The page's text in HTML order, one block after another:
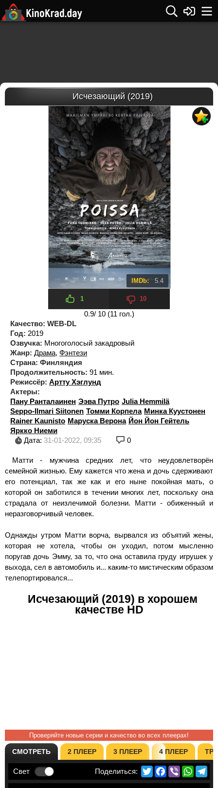
Исчезающий (2019)
IMDb: 5.4
1 10
0.9/ 10 (11 гол.)
Качество: WEB-DL
Год: 2019
Озвучка: Многоголосый закадровый
Жанр: Драма, Фэнтези
Страна: Финляндия
Продолжительность: 91 мин.
Режиссёр: Артту Хэглунд
Актеры:
Пану Ранталаинен Ээва Путро Julia Hemmilä
Seppo-Ilmari Siitonen Томми Корпела Минка Куустонен
Rainer Kaunisto Маруска Верона Йон Йон Гейтель
Яркко Ниеми
Дата: 31-01-2022, 09:35 0
Матти - мужчина средних лет, что неудовлетворён
семейной жизнью. Ему кажется что жена и дочь сдерживают
его потенциал, так же как и его ныне покойная мать, о
которой он заботился в течении многих лет, поскольку она
страдала от неизлечимой болезни. Матти - обиженный и
неразговорчивый человек.
Однажды утром Матти ворча, вырвался из объятий жены,
которая не хотела, чтобы он уходил, потом мысленно
поругав дочь Эмму, за то, что она оставила груду игрушек у
выхода, сел в автомобиль и... каким-то мистическим образом
телепортировался...
Исчезающий (2019) в хорошем
качестве HD
Проверяйте новые серии и качество во всех плеерах!
СМОТРЕТЬ 2 ПЛЕЕР 3 ПЛЕЕР 4 ПЛЕЕР
Свет TwitterFacebook
Viber